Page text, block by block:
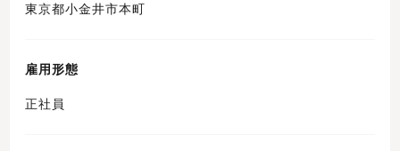
東京都小金井市本町
雇用形態
正社員